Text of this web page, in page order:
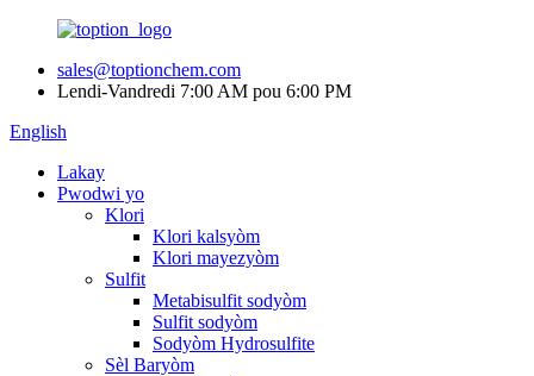
sales@toptionchem.com
Lendi-Vandredi 7:00 AM pou 6:00 PM
English
Lakay
Pwodwi yo
Klori
Klori kalsyòm
Klori mayezyòm
Sulfit
Metabisulfit sodyòm
Sulfit sodyòm
Sodyòm Hydrosulfite
Sèl Baryòm